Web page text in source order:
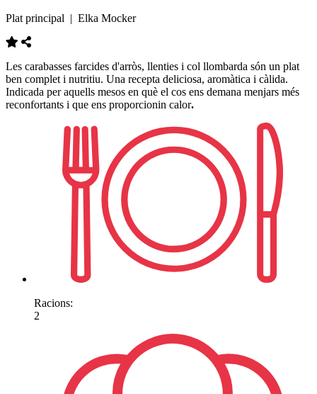
Plat principal | Elka Mocker
Les carabasses farcides d'arròs, llenties i col llombarda són un plat
ben complet i nutritiu. Una recepta deliciosa, aromàtica i càlida.
Indicada per aquells mesos en què el cos ens demana menjars més
reconfortants i que ens proporcionin calor.
Racions:
2